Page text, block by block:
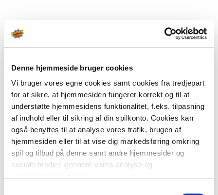
Denne hjemmeside bruger cookies
Vi bruger vores egne cookies samt cookies fra tredjepart
for at sikre, at hjemmesiden fungerer korrekt og til at
understøtte hjemmesidens funktionalitet, f.eks. tilpasning
af indhold eller til sikring af din spilkonto. Cookies kan
også benyttes til at analyse vores trafik, brugen af
hjemmesiden eller til at vise dig markedsføring omkring
spil og tilbud på denne samt andre hjemmesider og
sociale medier igennem vores analyse og